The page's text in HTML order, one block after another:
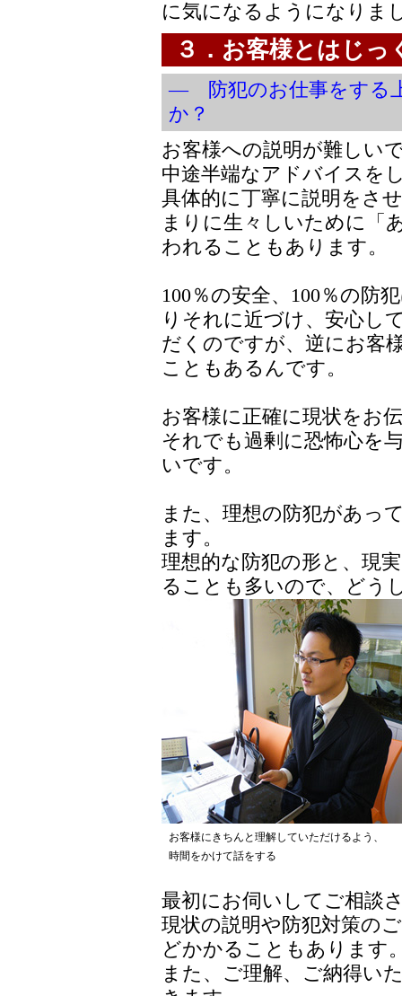
に気になるようになりま
３．お客様とはじ
― 防犯のお仕事をする
か？
お客様への説明が難しい
中途半端なアドバイスを
具体的に丁寧に説明をさ
まりに生々しいために「
われることもあります。
100％の安全、100％の防
りそれに近づけ、安心し
だくのですが、逆にお客
こともあるんです。
お客様に正確に現状をお
それでも過剰に恐怖心を
いです。
また、理想の防犯があっ
ます。
理想的な防犯の形と、現
ることも多いので、どう
お客様にきちんと理解していただけるよう、
時間をかけて話をする
最初にお伺いしてご相談
現状の説明や防犯対策の
どかかることもあります
また、ご理解、ご納得い